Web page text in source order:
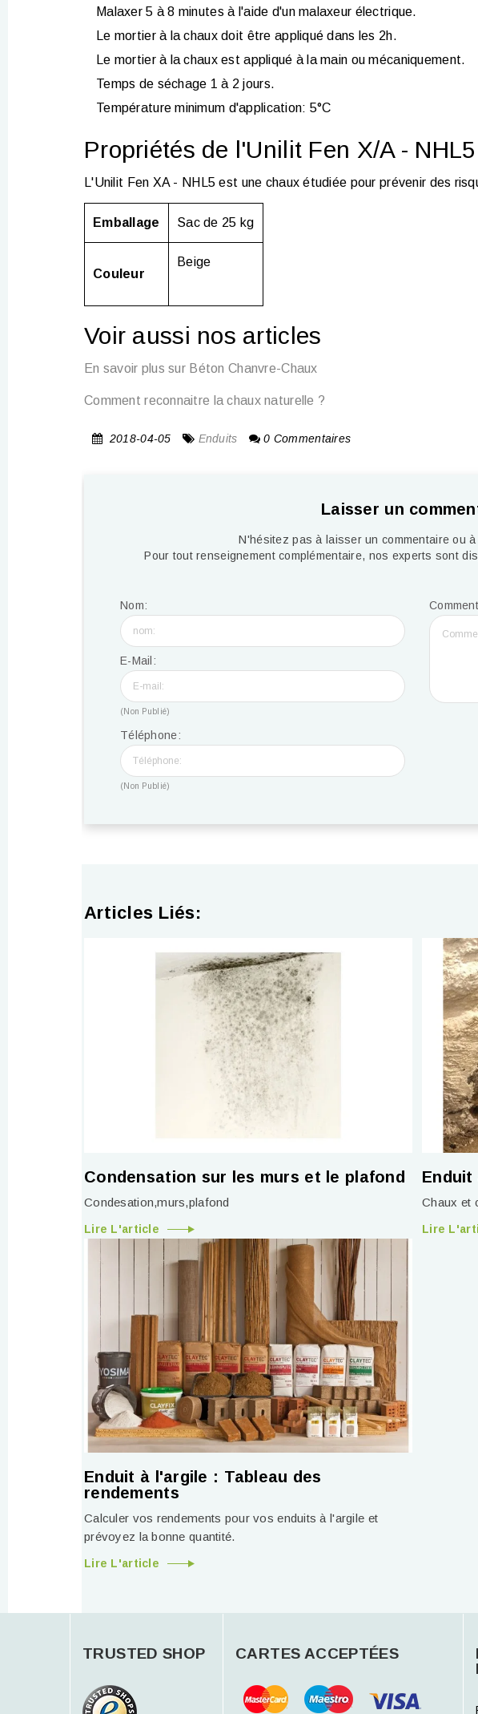
Malaxer 5 à 8 minutes à l'aide d'un malaxeur électrique.
Le mortier à la chaux doit être appliqué dans les 2h.
Le mortier à la chaux est appliqué à la main ou mécaniquement.
Temps de séchage 1 à 2 jours.
Température minimum d'application: 5°C
Propriétés de l'Unilit Fen X/A - NHL5
L'Unilit Fen XA - NHL5 est une chaux étudiée pour prévenir des
Emballage Sac de 25 kg
Couleur
Beige
Voir aussi nos articles
En savoir plus sur Béton Chanvre-Chaux
Comment reconnaitre la chaux naturelle ?
2018-04-05 Enduits 0 Commentaires
Laisser un
N'hésitez pas à laisser un commentaire ou
Pour tout renseignement complémentaire, nos experts sont
Nom:
E-Mail:
(Non Publié)
Téléphone:
(Non Publié)
Articles Liés:
Condensation sur les murs et le plafond
Condesation,murs,plafond
Lire L'article
Enduit
Chaux et
Lire
Enduit à l'argile : Tableau des
rendements
Calculer vos rendements pour vos enduits à l'argile et
prévoyez la bonne quantité.
Lire L'article
TRUSTED SHOP CARTES ACCEPTÉES